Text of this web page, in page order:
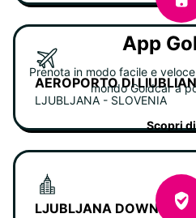
AEROPORTO DI
LJUBLJANA - SLOVENIA
LJUBLJANA DOWNTOWN
App
Prenota in modo facile e
mondo Goldcar a
Scopri